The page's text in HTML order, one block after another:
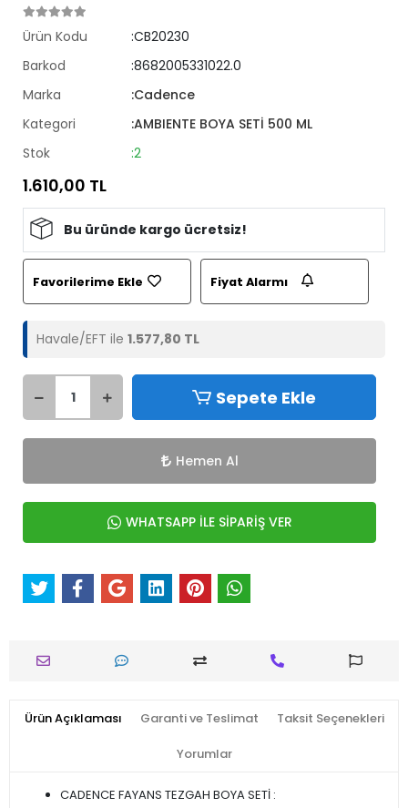
Ürün Kodu
:CB20230
Barkod
:8682005331022.0
Marka
:Cadence
Kategori
:AMBIENTE BOYA SETİ 500 ML
Stok
:2
1.610,00 TL
Bu üründe kargo ücretsiz!
Favorilerime Ekle Fiyat Alarmı
Havale/EFT ile 1.577,80 TL
Sepete Ekle
Hemen Al
WHATSAPP İLE SİPARİŞ VER
Ürün Açıklaması Garanti ve Teslimat Taksit Seçenekleri
Yorumlar
CADENCE FAYANS TEZGAH BOYA SETİ :